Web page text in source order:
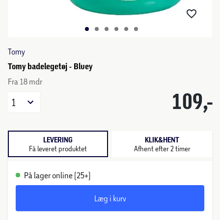
Tomy
Tomy badelegetøj - Bluey
Fra 18 mdr
109,-
1
LEVERING
Få leveret produktet
KLIK&HENT
Afhent efter 2 timer
På lager online (25+)
Læg i kurv